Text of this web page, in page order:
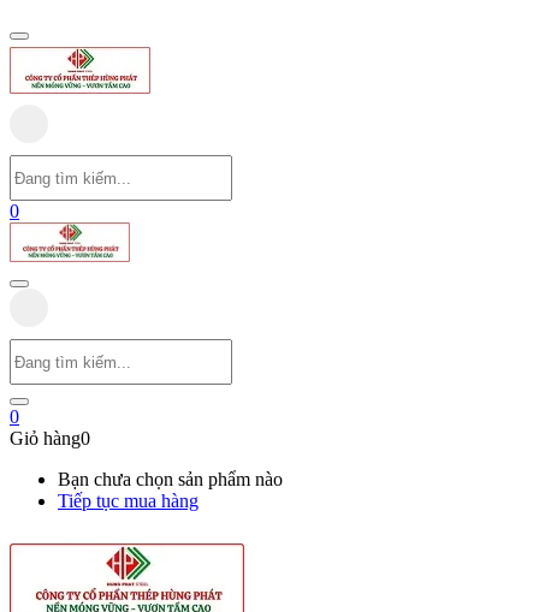
0
0
Giỏ hàng0
Bạn chưa chọn sản phẩm nào
Tiếp tục mua hàng